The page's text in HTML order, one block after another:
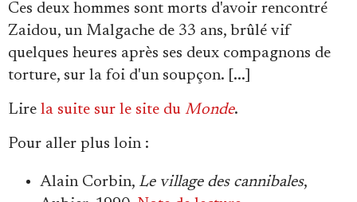
Ces deux hommes sont morts d'avoir rencontré
Zaidou, un Malgache de 33 ans, brûlé vif
quelques heures après ses deux compagnons de
torture, sur la foi d'un soupçon. [...]
Lire la suite sur le site du Monde.
Pour aller plus loin:
Alain Corbin, Le village des cannibales,